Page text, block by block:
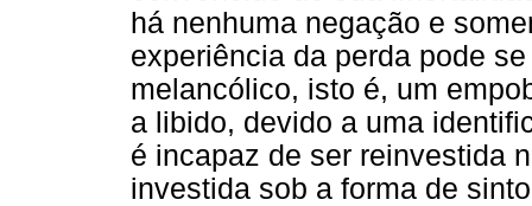
há nenhuma negação e
experiência da perda pode
melancólico, isto é, um
a libido, devido a uma
é incapaz de ser reinvestida
investida sob a forma de